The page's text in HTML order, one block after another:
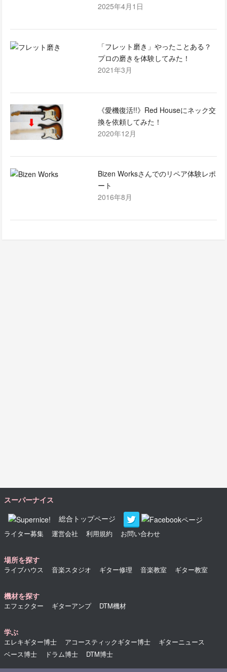
2025年4月1日
「フレット磨き」やったことある？
プロの磨きを体験してみた！
2021年3月
《愛機復活!!》Red Houseにネック交
換を依頼してみた！
2020年12月
Bizen Worksさんでのリペア体験レポ
ート
2016年8月
スーパーナイス
総合トップページ
ライター募集 運営会社 利用規約 お問い合わせ
場所を探す
ライブハウス 音楽スタジオ ギター修理 音楽教室 ギター教室
機材を探す
エフェクター ギターアンプ DTM機材
学ぶ
エレキギター博士 アコースティックギター博士
ギターニュース
ベース博士
ドラム博士 DTM博士